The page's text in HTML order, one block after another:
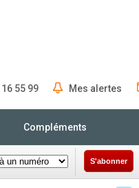
55 99 Mes alertes
Compléments
S'abonner